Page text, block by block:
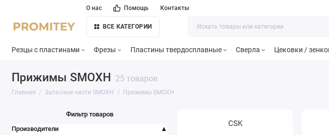
О нас Помощь Контакты
ВСЕ КАТЕГОРИИ
Резцы с пластинами Фрезы Пластины твердосплавные Сверла Цековки /
Прижимы SMOXH 25 товаров
Главная Запасные части SMOXH Прижимы SMOXH
Фильтр товаров
Производители
CSK